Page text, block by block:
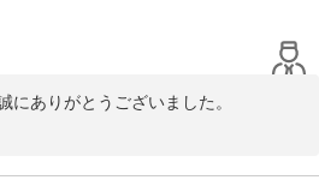
ありがとうございました。